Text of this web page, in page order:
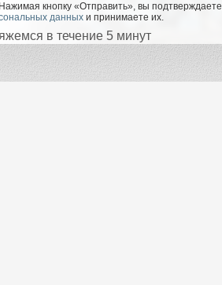
Нажимая кнопку «Отправить», вы
данных и принимаете их.
в течение 5 минут